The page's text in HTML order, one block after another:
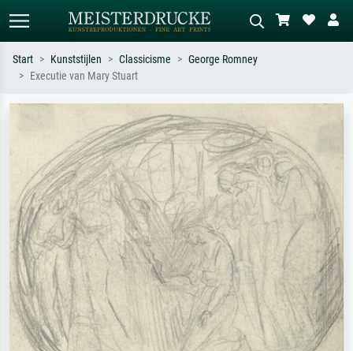
Zoek op kunstenaar, titel of stijl – bijv.
Monet, Sterrennacht, impressionisme,
Hokusai-golf, naakt.
Beschrijf de scène – bijv. groene
weide, abstract met veel rood, donker
olieverfschilderij, staand naakt naast
een boom.
Start Kunststijlen Classicisme
George Romney
Executie van Mary Stuart